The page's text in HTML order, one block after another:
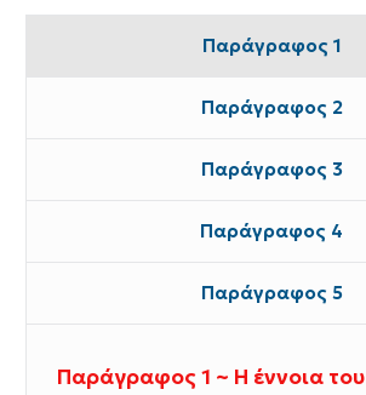
Παράγραφος 1
Παράγραφος 2
Παράγραφος 3
Παράγραφος 4
Παράγραφος 5
Παράγραφος 1 ~ Η έννοια του